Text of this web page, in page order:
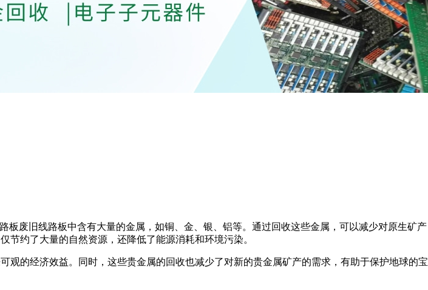
板废旧线路板中含有大量的金属，如铜、金、银、铝等。通过回收这些金属，可以减少对原生矿产
约了大量的自然资源，还降低了能源消耗和环境污染。
的经济效益。同时，这些贵金属的回收也减少了对新的贵金属矿产的需求，有助于保护地球的宝